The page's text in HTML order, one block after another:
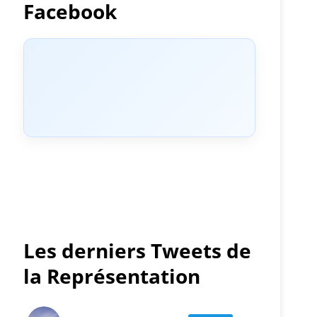
Facebook
Les derniers Tweets de
la Représentation